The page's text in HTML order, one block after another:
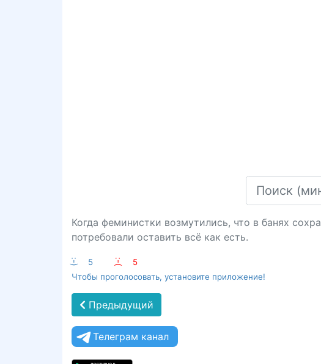
Когда феминистки возмутились, что в банях
потребовали оставить всё как есть.
:-) 5 :-(
5
Чтобы проголосовать, установите приложение!
Предыдущий
Телеграм канал